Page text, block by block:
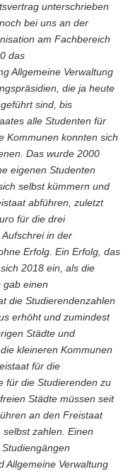
unterschrieben
bei uns an der
am Fachbereich
das
Allgemeine Verwaltung
die ja heute
sind, bis
alle Studenten für
Kommunen konnten sich
Das wurde 2000
eigenen Studenten
selbst kümmern und
abführen, zuletzt
für die drei
in der
Erfolg. Ein Erfolg, das
2018 ein, als die
gab einen
die Studierendenzahlen
erhöht und zumindest
Städte und
kleineren Kommunen
für die
für die Studierenden zu
Städte müssen seit
an den Freistaat
zahlen. Einen
Allgemeine Verwaltung